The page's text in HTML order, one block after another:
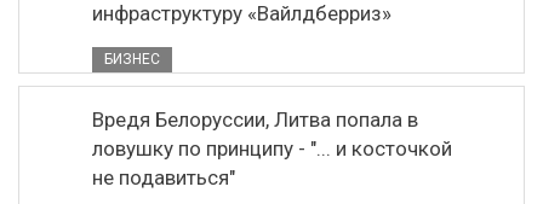
инфраструктуру «Вайлдберриз»
БИЗНЕС
Вредя Белоруссии, Литва попала в
ловушку по принципу - "... и косточкой
не подавиться"